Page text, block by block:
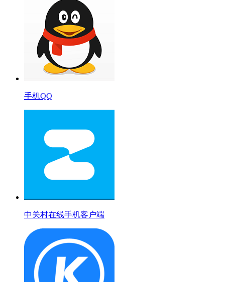
手机QQ
中关村在线手机客户端